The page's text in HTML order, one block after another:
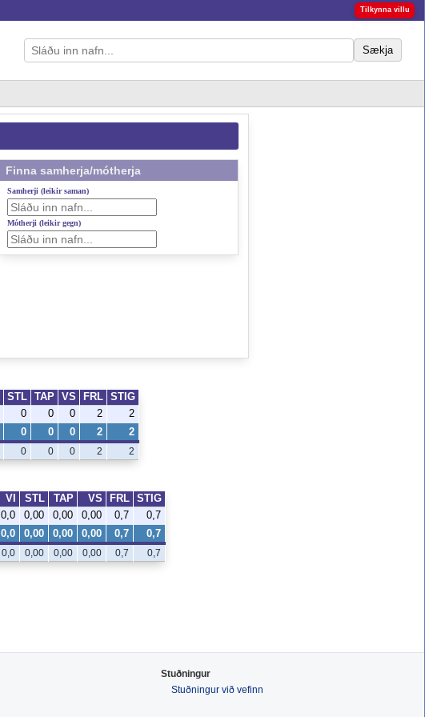
Tilkynna villu
Sækja
Finna samherja/mótherja
Samherji (leikir saman)
Mótherji (leikir gegn)
STL TAP VS FRL
STIG
0 0 0 2 2
0 0 0 2 2
0 0 0 2 2
VI STL TAP VS FRL
STIG
0,0 0,00 0,00 0,00 0,7 0,7
0,0 0,00 0,00 0,00 0,7 0,7
0,0 0,00 0,00 0,00 0,7 0,7
Stuðningur
Stuðningur við vefinn